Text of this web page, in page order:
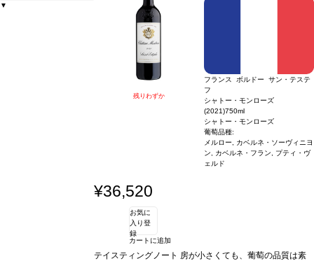
▼
残りわずか
フランス ボルドー サン・テステ
フ
シャトー・モンローズ
(2021)750ml
シャトー・モンローズ
葡萄品種:
メルロー, カベルネ・ソーヴィニヨ
ン, カベルネ・フラン, プティ・ヴ
ェルド
¥36,520
お気に
入り登
録
カートに追加
テイスティングノート 房が小さくても、葡萄の品質は素